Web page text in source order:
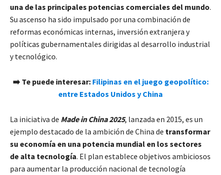
una de las principales potencias comerciales del mundo.
Su ascenso ha sido impulsado por una combinación de
reformas económicas internas, inversión extranjera y
políticas gubernamentales dirigidas al desarrollo industrial
y tecnológico.
➡️ Te puede interesar: Filipinas en el juego geopolítico:
entre Estados Unidos y China
La iniciativa de Made in China 2025, lanzada en 2015, es un
ejemplo destacado de la ambición de China de transformar
su economía en una potencia mundial en los sectores
de alta tecnología. El plan establece objetivos ambiciosos
para aumentar la producción nacional de tecnología